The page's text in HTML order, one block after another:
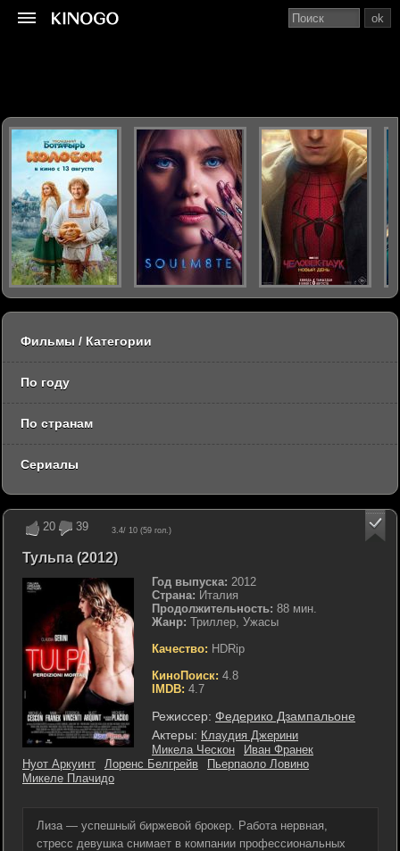
20 39 3.4/ 10 (59 гол.)
Тульпа (2012)
Год выпуска: 2012
Страна: Италия
Продолжительность: 88 мин.
Жанр: Триллер, Ужасы
Качество: HDRip
КиноПоиск: 4.8
IMDB: 4.7
Режиссер: Федерико Дзампальоне
Актеры: Клаудия Джерини
Микела Ческон
Иван Франек
Нуот Аркуинт
Лоренс Белгрейв
Пьерпаоло Ловино
Микеле Плачидо
Лиза — успешный биржевой брокер. Работа нервная,
стресс девушка снимает в компании профессиональных
ok
Фильмы / Категории
По году
По странам
Сериалы